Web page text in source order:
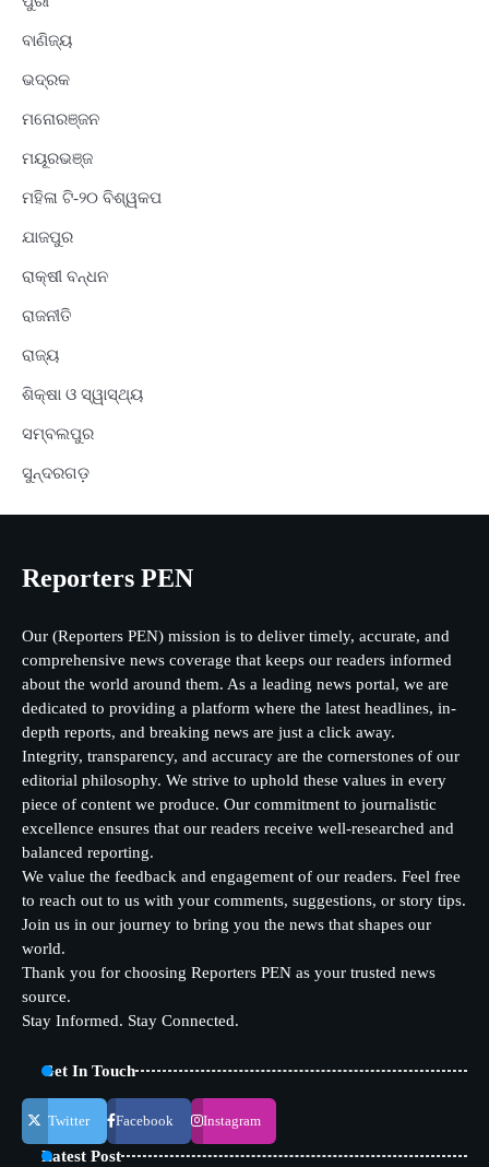
ବାଣିଜ୍ୟ
ଭଦ୍ରକ
ମନୋରଞ୍ଜନ
ମୟୂରଭଞ୍ଜ
ମହିଳା ଟି-୨୦ ବିଶ୍ୱକପ
ଯାଜପୁର
ରାକ୍ଷୀ ବନ୍ଧନ
ରାଜନୀତି
ରାଜ୍ୟ
ଶିକ୍ଷା ଓ ସ୍ୱାସ୍ଥ୍ୟ
ସମ୍ବଲପୁର
ସୁନ୍ଦରଗଡ଼
Reporters PEN
Our (Reporters PEN) mission is to deliver timely, accurate, and
comprehensive news coverage that keeps our readers informed
about the world around them. As a leading news portal, we are
dedicated to providing a platform where the latest headlines, in-
depth reports, and breaking news are just a click away.
Integrity, transparency, and accuracy are the cornerstones of our
editorial philosophy. We strive to uphold these values in every
piece of content we produce. Our commitment to journalistic
excellence ensures that our readers receive well-researched and
balanced reporting.
We value the feedback and engagement of our readers. Feel free
to reach out to us with your comments, suggestions, or story tips.
Join us in our journey to bring you the news that shapes our
world.
Thank you for choosing Reporters PEN as your trusted news
source.
Stay Informed. Stay Connected.
Get In Touch
Twitter Facebook Instagram
Latest Post